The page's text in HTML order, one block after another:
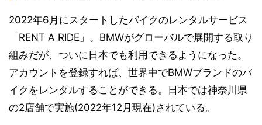
2022年6月にスタートしたバイクのレンタルサービス
「RENT A RIDE」。BMWがグローバルで展開する取り
組みだが、ついに日本でも利用できるようになった。
アカウントを登録すれば、世界中でBMWブランドのバ
イクをレンタルすることができる。日本では神奈川県
の2店舗で実施(2022年12月現在)されている。